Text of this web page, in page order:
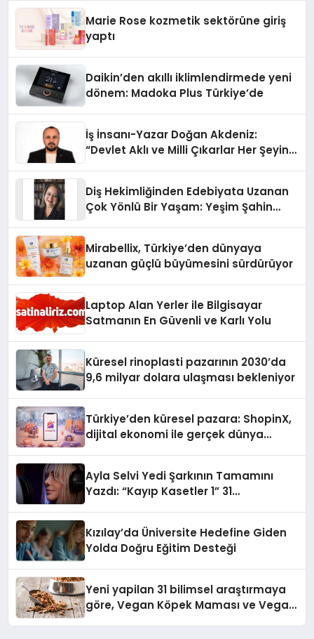
Marie Rose kozmetik sektörüne giriş
yaptı
Daikin’den akıllı iklimlendirmede yeni
dönem: Madoka Plus Türkiye’de
İş İnsanı-Yazar Doğan Akdeniz:
“Devlet Aklı ve Milli Çıkarlar Her Şeyin
Diş Hekimliğinden Edebiyata Uzanan
Çok Yönlü Bir Yaşam: Yeşim Şahin
Mirabellix, Türkiye’den dünyaya
uzanan güçlü büyümesini sürdürüyor
Laptop Alan Yerler ile Bilgisayar
Satmanın En Güvenli ve Karlı Yolu
Küresel rinoplasti pazarının 2030’da
9,6 milyar dolara ulaşması bekleniyor
Türkiye’den küresel pazara: ShopinX,
dijital ekonomi ile gerçek dünya
Ayla Selvi Yedi Şarkının Tamamını
Yazdı: “Kayıp Kasetler 1” 31
Kızılay’da Üniversite Hedefine Giden
Yolda Doğru Eğitim Desteği
Yeni yapilan 31 bilimsel araştırmaya
göre, Vegan Köpek Maması ve Vegan